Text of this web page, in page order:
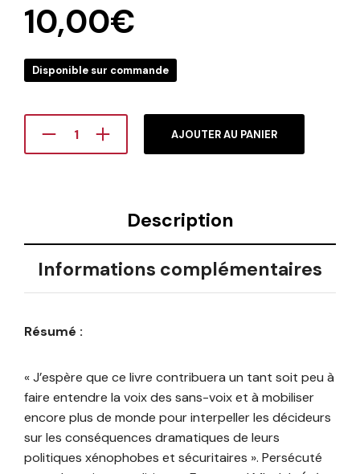
10,00€
Disponible sur commande
AJOUTER AU PANIER
Description
Informations complémentaires
Résumé :
« J’espère que ce livre contribuera un tant soit peu à
faire entendre la voix des sans-voix et à mobiliser
encore plus de monde pour interpeller les décideurs
sur les conséquences dramatiques de leurs
politiques xénophobes et sécuritaires ». Persécuté